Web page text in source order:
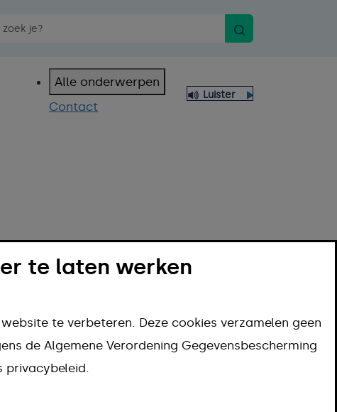
Zoeken
Alle onderwerpen
Contact
Luister
te laten werken
te verbeteren. Deze cookies verzamelen geen
de Algemene Verordening Gegevensbescherming